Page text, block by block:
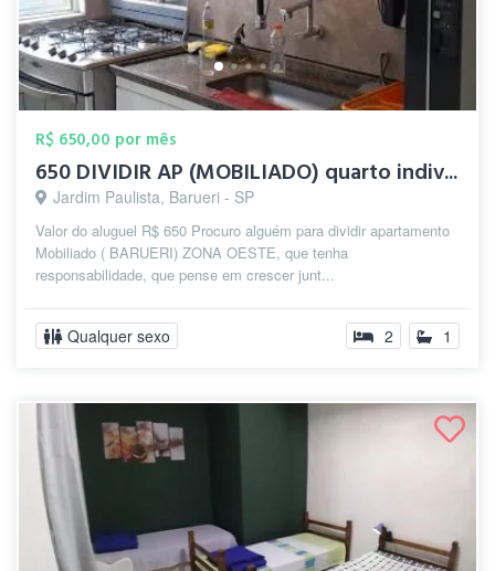
R$ 650,00 por mês
650 DIVIDIR AP (MOBILIADO) quarto indiv...
Jardim Paulista, Barueri - SP
Valor do aluguel R$ 650 Procuro alguém para dividir apartamento
Mobiliado ( BARUERI) ZONA OESTE, que tenha
responsabilidade, que pense em crescer junt...
Qualquer sexo 2 1